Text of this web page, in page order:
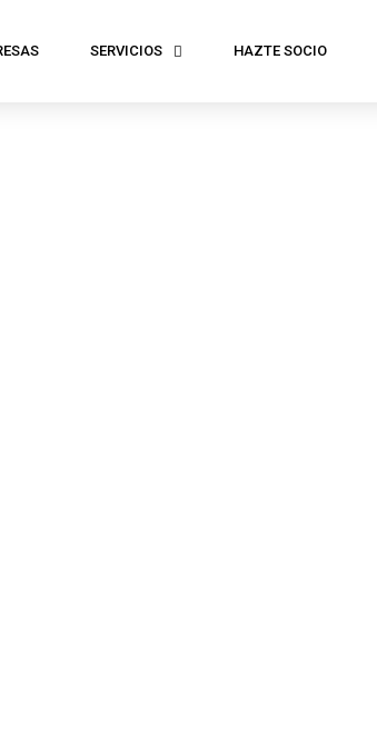
SERVICIOS HAZTE SOCIO